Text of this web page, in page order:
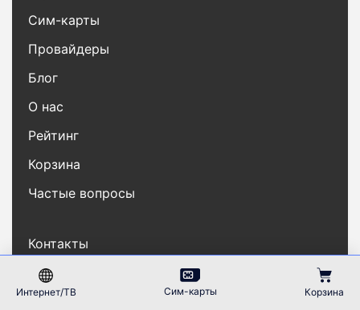
Интернет/ТВ Сим-карты Корзина
Сим-карты
Провайдеры
Блог
О нас
Рейтинг
Корзина
Частые вопросы
Контакты
Карта сайта